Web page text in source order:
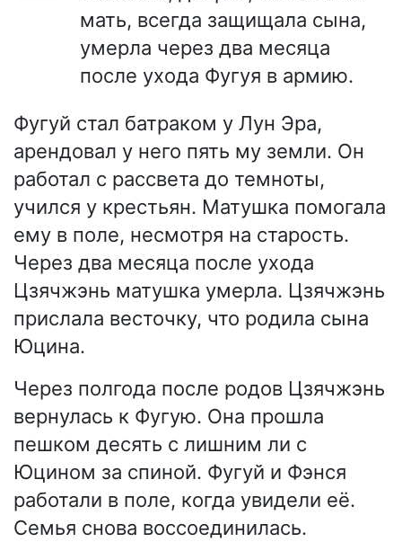
мать, всегда защищала сына,
умерла через два месяца
после ухода Фугуя в армию.
Фугуй стал батраком у Лун Эра,
арендовал у него пять му земли. Он
работал с рассвета до темноты,
учился у крестьян. Матушка помогала
ему в поле, несмотря на старость.
Через два месяца после ухода
Цзячжэнь матушка умерла. Цзячжэнь
прислала весточку, что родила сына
Юцина.
Через полгода после родов Цзячжэнь
вернулась к Фугую. Она прошла
пешком десять с лишним ли с
Юцином за спиной. Фугуй и Фэнся
работали в поле, когда увидели её.
Семья снова воссоединилась.